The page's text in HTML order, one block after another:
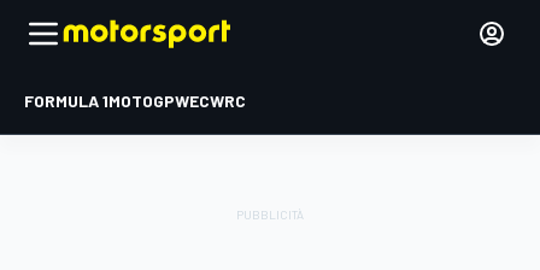
FORMULA 1MOTOGPWECWRC